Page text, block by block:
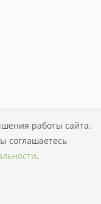
работы сайта.
соглашаетесь
.
для слабовидящих